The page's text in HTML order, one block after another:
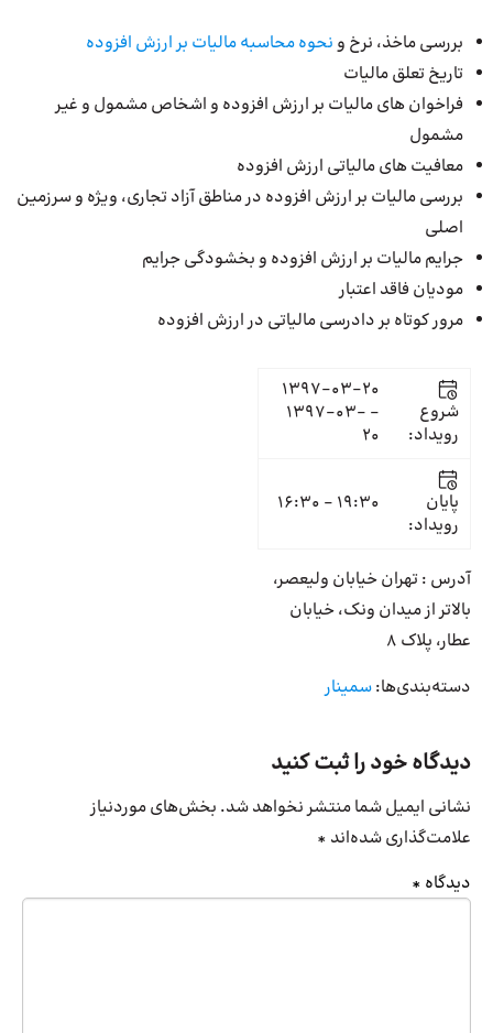
بررسی ماخذ، نرخ ونحوه محاسبه مالیات بر ارزش افزوده
تاریخ تعلق مالیات
فراخوان های مالیات بر ارزش افزوده و اشخاص مشمول و غیر
مشمول
معافیت های مالیاتی ارزش افزوده
بررسی مالیات بر ارزش افزوده در مناطق آزاد تجاری، ویژه و سرزمین
اصلی
جرایم مالیات بر ارزش افزوده و بخشودگی جرایم
مودیان فاقد اعتبار
مرور کوتاه بر دادرسی مالیاتی در ارزش افزوده
شروع
رویداد:
1397-03-20
- 1397-03-
20
پایان
رویداد:
19:30 - 16:30
آدرس : تهران خیابان ولیعصر،
بالاتر از میدان ونک، خیابان
عطار، پلاک 8
دسته‌بندی‌ها:سمینار
دیدگاه خود را ثبت کنید
نشانی ایمیل شما منتشر نخواهد شد. بخش‌های موردنیاز
علامت‌گذاری شده‌اند *
دیدگاه *